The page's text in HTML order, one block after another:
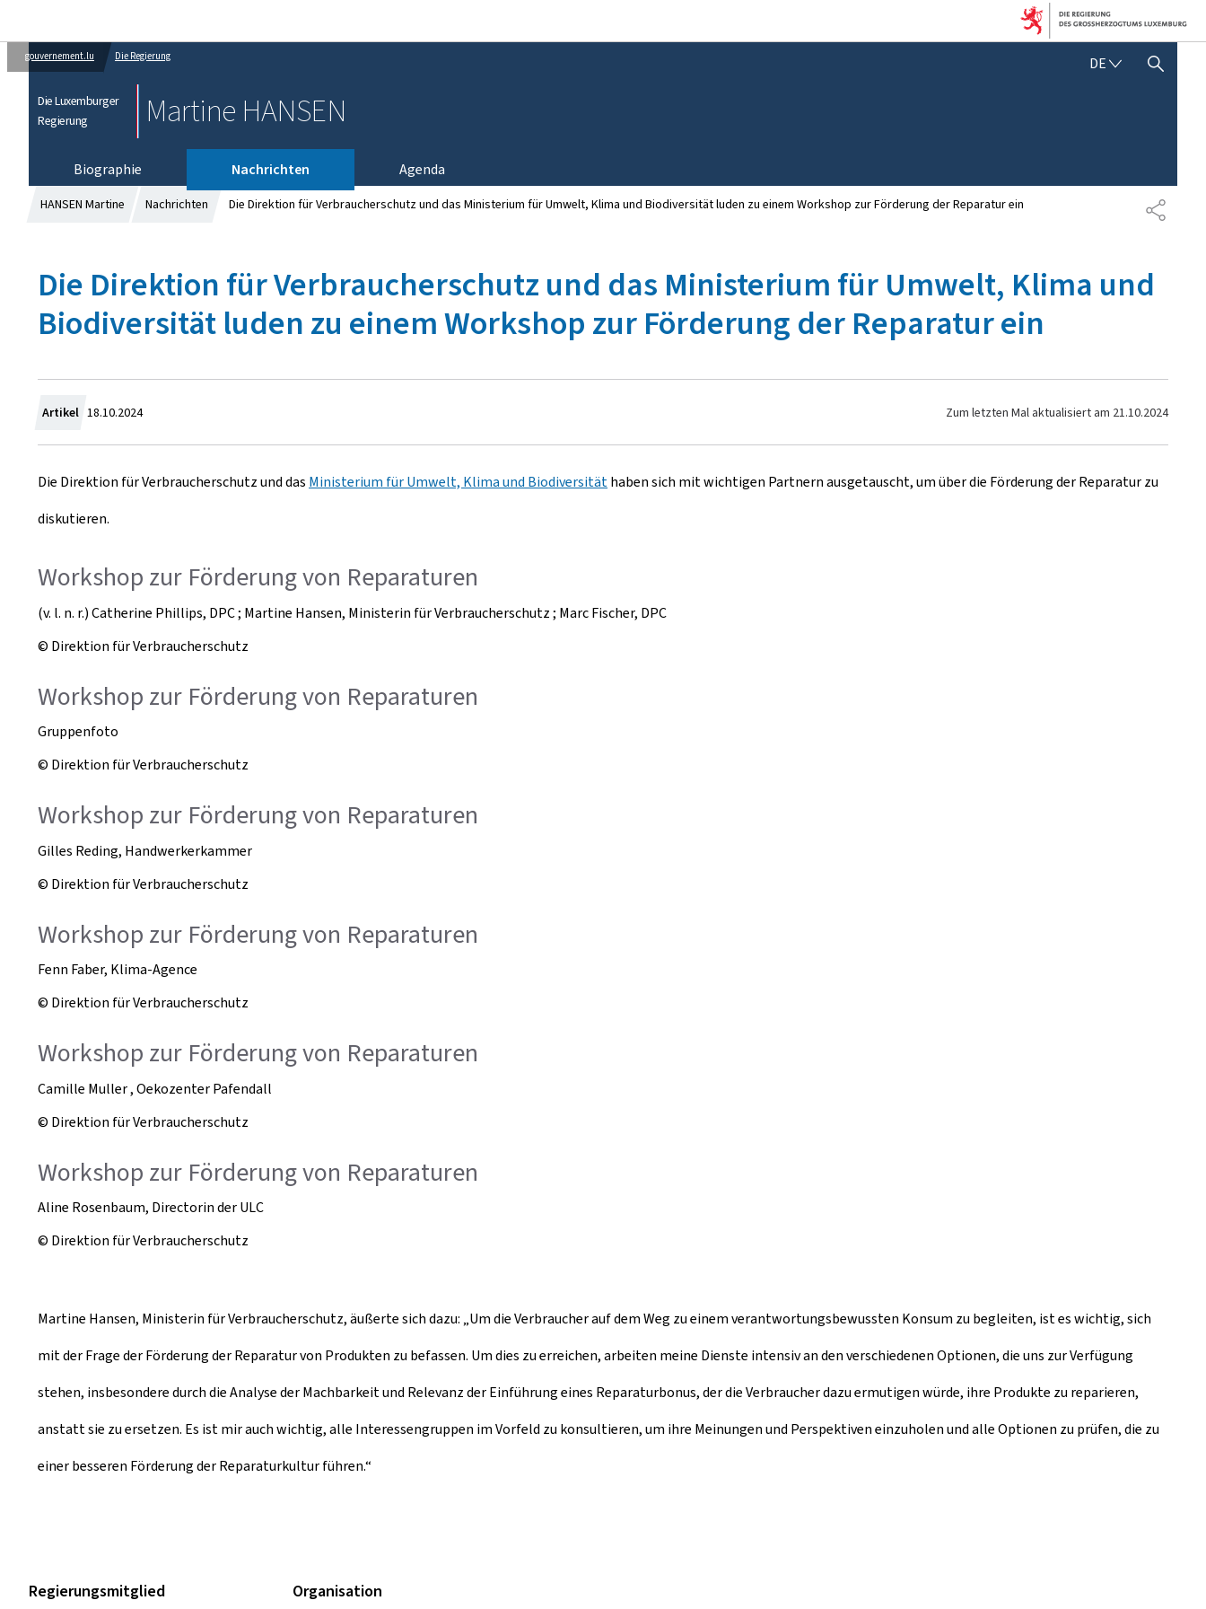
gouvernement.lu Die Regierung
Die Luxemburger
Regierung
Martine HANSEN
DED
SUCHFLED ANZEIGEN / SCHLIESSEN
Biographie Nachrichten Agenda
T
E
HANSEN Martine Nachrichten Die Direktion für Verbraucherschutz und das Ministerium für Umwelt, Klima und Biodiversität luden zu einem Workshop zur Förderung der Reparatur ein
Die Direktion für Verbraucherschutz und das Ministerium für Umwelt, Klima und
Biodiversität luden zu einem Workshop zur Förderung der Reparatur ein
Artikel Z
u
m
18.10.2024 Zum letzten Mal aktualisiert am 21.10.2024
Die Direktion für Verbraucherschutz und das Ministerium für Umwelt, Klima und Biodiversitäthaben sich mit wichtigen Partnern ausgetauscht, um über die Förderung der Reparatur zu
diskutieren.
Workshop zur Förderung von Reparaturen
(v. l. n. r.) Catherine Phillips, DPC ; Martine Hansen, Ministerin für Verbraucherschutz ; Marc Fischer, DPC
© Direktion für Verbraucherschutz
Workshop zur Förderung von Reparaturen
Gruppenfoto
© Direktion für Verbraucherschutz
Workshop zur Förderung von Reparaturen
Gilles Reding, Handwerkerkammer
© Direktion für Verbraucherschutz
Workshop zur Förderung von Reparaturen
Fenn Faber, Klima-Agence
© Direktion für Verbraucherschutz
Workshop zur Förderung von Reparaturen
Camille Muller , Oekozenter Pafendall
© Direktion für Verbraucherschutz
Workshop zur Förderung von Reparaturen
Aline Rosenbaum, Directorin der ULC
© Direktion für Verbraucherschutz
Martine Hansen, Ministerin für Verbraucherschutz, äußerte sich dazu: „Um die Verbraucher auf dem Weg zu einem verantwortungsbewussten Konsum zu begleiten, ist es wichtig, sich
mit der Frage der Förderung der Reparatur von Produkten zu befassen. Um dies zu erreichen, arbeiten meine Dienste intensiv an den verschiedenen Optionen, die uns zur Verfügung
stehen, insbesondere durch die Analyse der Machbarkeit und Relevanz der Einführung eines Reparaturbonus, der die Verbraucher dazu ermutigen würde, ihre Produkte zu reparieren,
anstatt sie zu ersetzen. Es ist mir auch wichtig, alle Interessengruppen im Vorfeld zu konsultieren, um ihre Meinungen und Perspektiven einzuholen und alle Optionen zu prüfen, die zu
einer besseren Förderung der Reparaturkultur führen.“
Regierungsmitglied Organisation